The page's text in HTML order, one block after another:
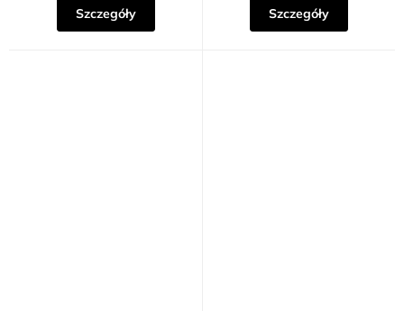
Szczegóły Szczegóły